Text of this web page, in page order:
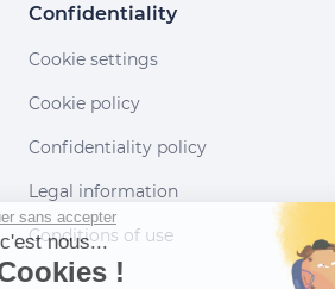
Confidentiality
Cookie settings
Cookie policy
Confidentiality policy
Legal information
Conditions of use
Continuer sans accepter
Salut c'est nous...
les Cookies !